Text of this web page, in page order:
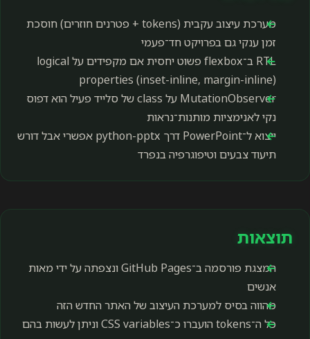
מערכת עיצוב עקבית (tokens + פטרנים חוזרים) חוסכת
זמן ענקי גם בפרויקט חד־פעמי
RTL ב־flexbox פשוט יחסית אם מקפידים על logical
properties (inset-inline, margin-inline)
MutationObserver על class של סלייד פעיל הוא דפוס
נקי לאנימציות מותנות־נראות
ייצוא ל־PowerPoint דרך python-pptx אפשרי אבל דורש
תיעוד צבעים וטיפוגרפיה בנפרד
תוצאות
המצגת פורסמה ב־GitHub Pages ונצפתה על ידי מאות
אנשים
מהווה בסיס למערכת העיצוב של האתר החדש הזה
כל ה־tokens הועברו כ־CSS variables וניתן לעשות בהם